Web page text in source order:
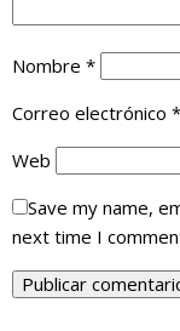
Nombre *
Correo electrónico *
Web
Save my name,
next time I